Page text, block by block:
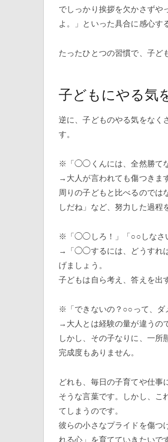
でしっかり挨拶を欠かさずや
よ。」といった具合に感心す
たったひとつの習慣で、子ど
子どもにやる気
逆に、子どものやる気をなく
す。
※「◯◯くんには、全然勝てな
→大人が言われても傷つきま
周りの子どもと比べるのでは
しだね」など、努力した過程
※「◯◯しろ！」「○○しなさ
→「◯◯するには、どうすれ
げましょう。
子どもは自ら考え、答えを出
※「できないの？○○って、ダ
→大人とは経験の量が違うの
しかし、その子なりに、一所
完成度もありません。
どれも、毎日の子育てや仕事
そうな言葉です。しかし、こ
てしまうのです。
彼らの小さなプライドを傷つ
れる心」を育てていきたいで